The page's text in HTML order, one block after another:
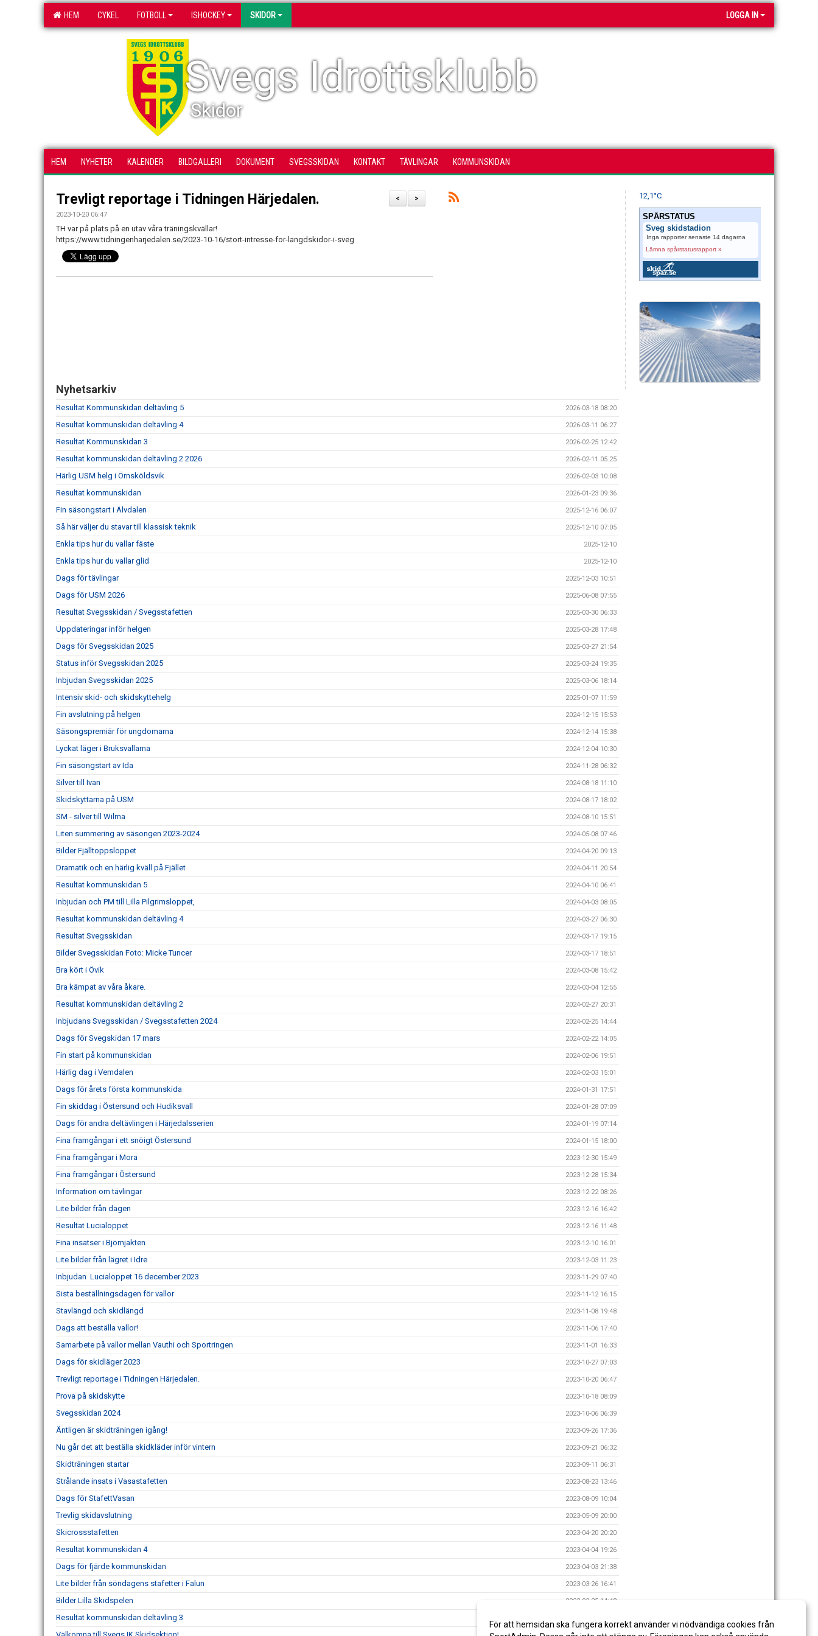
HEM CYKEL FOTBOLL ISHOCKEY SKIDOR LOGGA IN
Svegs Idrottsklubb
Skidor
HEM NYHETER KALENDER BILDGALLERI DOKUMENT SVEGSSKIDAN KONTAKT TÄVLINGAR KOMMUNSKIDAN
>
<
Trevligt reportage i Tidningen Härjedalen.
2023-10-20 06:47
TH var på plats på en utav våra träningskvällar!
https://www.tidningenharjedalen.se/2023-10-16/stort-intresse-for-langdskidor-i-sveg
Nyhetsarkiv
Resultat Kommunskidan deltävling 5 2026-03-18 08:20
Resultat kommunskidan deltävling 4 2026-03-11 06:27
Resultat Kommunskidan 3 2026-02-25 12:42
Resultat kommunskidan deltävling 2 2026 2026-02-11 05:25
Härlig USM helg i Örnsköldsvik 2026-02-03 10:08
Resultat kommunskidan 2026-01-23 09:36
Fin säsongstart i Älvdalen 2025-12-16 06:07
Så här väljer du stavar till klassisk teknik 2025-12-10 07:05
Enkla tips hur du vallar fäste 2025-12-10
Enkla tips hur du vallar glid 2025-12-10
Dags för tävlingar 2025-12-03 10:51
Dags för USM 2026 2025-06-08 07:55
Resultat Svegsskidan / Svegsstafetten 2025-03-30 06:33
Uppdateringar inför helgen 2025-03-28 17:48
Dags för Svegsskidan 2025 2025-03-27 21:54
Status inför Svegsskidan 2025 2025-03-24 19:35
Inbjudan Svegsskidan 2025 2025-03-06 18:14
Intensiv skid- och skidskyttehelg 2025-01-07 11:59
Fin avslutning på helgen 2024-12-15 15:53
Säsongspremiär för ungdomarna 2024-12-14 15:38
Lyckat läger i Bruksvallarna 2024-12-04 10:30
Fin säsongstart av Ida 2024-11-28 06:32
Silver till Ivan 2024-08-18 11:10
Skidskyttarna på USM 2024-08-17 18:02
SM - silver till Wilma 2024-08-10 15:51
Liten summering av säsongen 2023-2024 2024-05-08 07:46
Bilder Fjälltoppsloppet 2024-04-20 09:13
Dramatik och en härlig kväll på Fjället 2024-04-11 20:54
Resultat kommunskidan 5 2024-04-10 06:41
Inbjudan och PM till Lilla Pilgrimsloppet, 2024-04-03 08:05
Resultat kommunskidan deltävling 4 2024-03-27 06:30
Resultat Svegsskidan 2024-03-17 19:15
Bilder Svegsskidan Foto: Micke Tuncer 2024-03-17 18:51
Bra kört i Övik 2024-03-08 15:42
Bra kämpat av våra åkare. 2024-03-04 12:55
Resultat kommunskidan deltävling 2 2024-02-27 20:31
Inbjudans Svegsskidan / Svegsstafetten 2024 2024-02-25 14:44
Dags för Svegskidan 17 mars 2024-02-22 14:05
Fin start på kommunskidan 2024-02-06 19:51
Härlig dag i Vemdalen 2024-02-03 15:01
Dags för årets första kommunskida 2024-01-31 17:51
Fin skiddag i Östersund och Hudiksvall 2024-01-28 07:09
Dags för andra deltävlingen i Härjedalsserien 2024-01-19 07:14
Fina framgångar i ett snöigt Östersund 2024-01-15 18:00
Fina framgångar i Mora 2023-12-30 15:49
Fina framgångar i Östersund 2023-12-28 15:34
Information om tävlingar 2023-12-22 08:26
Lite bilder från dagen 2023-12-16 16:42
Resultat Lucialoppet 2023-12-16 11:48
Fina insatser i Björnjakten 2023-12-10 16:01
Lite bilder från lägret i Idre 2023-12-03 11:23
Inbjudan Lucialoppet 16 december 2023 2023-11-29 07:40
Sista beställningsdagen för vallor 2023-11-12 16:15
Stavlängd och skidlängd 2023-11-08 19:48
Dags att beställa vallor! 2023-11-06 17:40
Samarbete på vallor mellan Vauthi och Sportringen 2023-11-01 16:33
Dags för skidläger 2023 2023-10-27 07:03
Trevligt reportage i Tidningen Härjedalen. 2023-10-20 06:47
Prova på skidskytte 2023-10-18 08:09
Svegsskidan 2024 2023-10-06 06:39
Äntligen är skidträningen igång! 2023-09-26 17:36
Nu går det att beställa skidkläder inför vintern 2023-09-21 06:32
Skidträningen startar 2023-09-11 06:31
Strålande insats i Vasastafetten 2023-08-23 13:46
Dags för StafettVasan 2023-08-09 10:04
Trevlig skidavslutning 2023-05-09 20:00
Skicrossstafetten 2023-04-20 20:20
Resultat kommunskidan 4 2023-04-04 19:26
Dags för fjärde kommunskidan 2023-04-03 21:38
Lite bilder från söndagens stafetter i Falun 2023-03-26 16:41
Bilder Lilla Skidspelen 2023-03-25 14:48
Resultat kommunskidan deltävling 3
12,1°C
SPÅRSTATUS
Sveg skidstadion
Inga rapporter senaste 14 dagarna
Lämna spårstatusrapport »
För att hemsidan ska fungera korrekt använder vi nödvändiga cookies från